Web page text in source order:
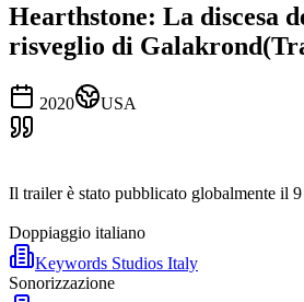
Hearthstone: La discesa
risveglio di
2020 USA
Il trailer è stato pubblicato globalmente il
Doppiaggio italiano
Keywords Studios Italy
Sonorizzazione